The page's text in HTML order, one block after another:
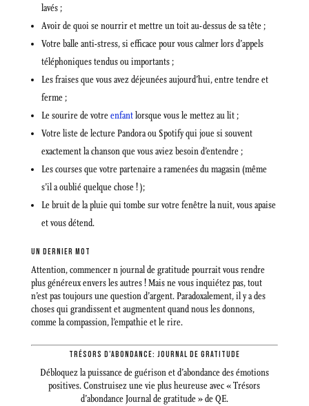
lavés ;
Avoir de quoi se nourrir et mettre un toit au-dessus de sa tête ;
Votre balle anti-stress, si efficace pour vous calmer lors d’appels
téléphoniques tendus ou importants ;
Les fraises que vous avez déjeunées aujourd’hui, entre tendre et
ferme ;
Le sourire de votreenfantlorsque vous le mettez au lit ;
Votre liste de lecture Pandora ou Spotify qui joue si souvent
exactement la chanson que vous aviez besoin d’entendre ;
Les courses que votre partenaire a ramenées du magasin (même
s’il a oublié quelque chose ! );
Le bruit de la pluie qui tombe sur votre fenêtre la nuit, vous apaise
et vous détend.
UN DERNIER MOT
Attention, commencer n journal de gratitude pourrait vous rendre
plus généreux envers les autres ! Mais ne vous inquiétez pas, tout
n’est pas toujours une question d’argent. Paradoxalement, il y a des
choses qui grandissent et augmentent quand nous les donnons,
comme la compassion, l’empathie et le rire.
TRÉSORS D’ABONDANCE: JOURNAL DE GRATITUDE
Débloquez la puissance de guérison et d’abondance des émotions
positives. Construisez une vie plus heureuse avec « Trésors
d’abondance Journal de gratitude » de QE.